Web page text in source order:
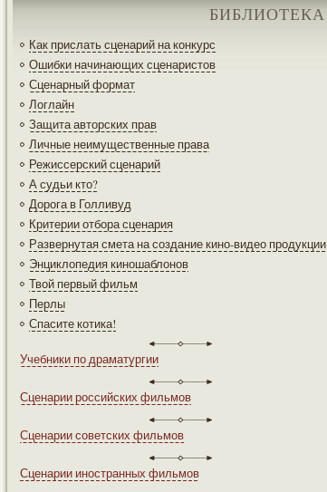
БИБЛИОТЕКА
Как прислать сценарий на конкурс
Ошибки начинающих сценаристов
Сценарный формат
Логлайн
Защита авторских прав
Личные неимущественные права
Режиссерский сценарий
А судьи кто?
Дорога в Голливуд
Критерии отбора сценария
Развернутая смета на создание кино-видео продукции
Энциклопедия киношаблонов
Твой первый фильм
Перлы
Спасите котика!
Учебники по драматургии
Сценарии российских фильмов
Сценарии советских фильмов
Сценарии иностранных фильмов